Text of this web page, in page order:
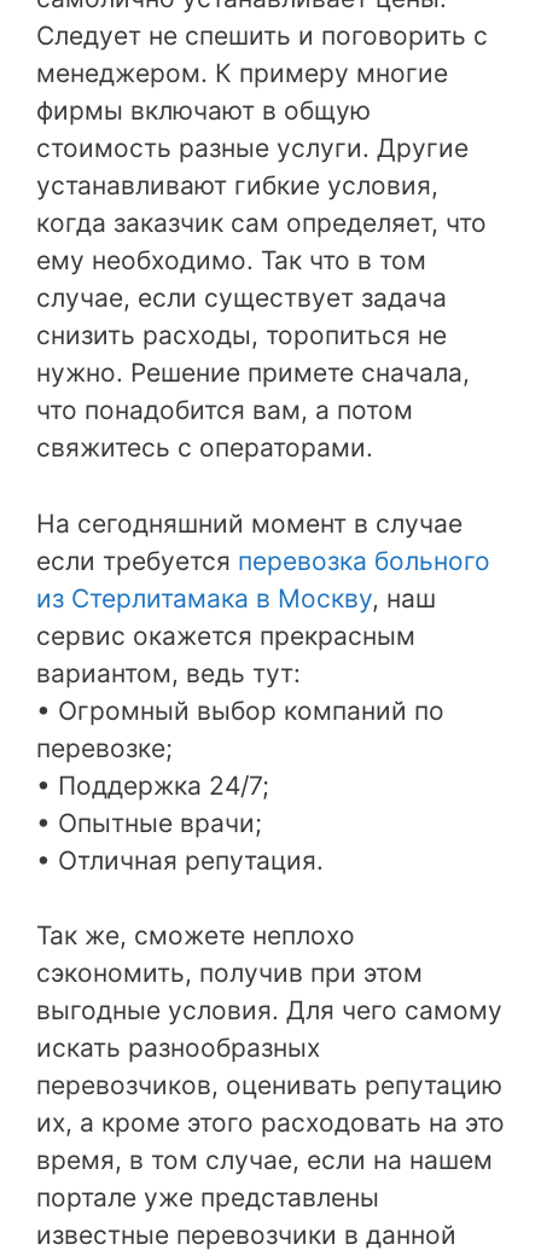
Следует не спешить и поговорить с
менеджером. К примеру многие
фирмы включают в общую
стоимость разные услуги. Другие
устанавливают гибкие условия,
когда заказчик сам определяет, что
ему необходимо. Так что в том
случае, если существует задача
снизить расходы, торопиться не
нужно. Решение примете сначала,
что понадобится вам, а потом
свяжитесь с операторами.
На сегодняшний момент в случае
если требуется перевозка больного
из Стерлитамака в Москву, наш
сервис окажется прекрасным
вариантом, ведь тут:
• Огромный выбор компаний по
перевозке;
• Поддержка 24/7;
• Опытные врачи;
• Отличная репутация.
Так же, сможете неплохо
сэкономить, получив при этом
выгодные условия. Для чего самому
искать разнообразных
перевозчиков, оценивать репутацию
их, а кроме этого расходовать на это
время, в том случае, если на нашем
портале уже представлены
известные перевозчики в данной